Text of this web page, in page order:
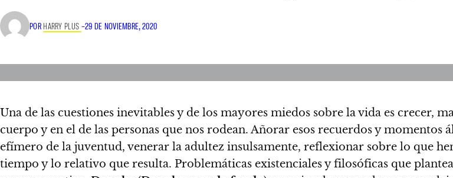
POR HARRY PLUS –29 DE NOVIEMBRE, 2020
Una de las cuestiones inevitables y de los mayores miedos sobre la vida es crecer,
cuerpo y en el de las personas que nos rodean. Añorar esos recuerdos y momentos
efímero de la juventud, venerar la adultez insulsamente, reflexionar sobre lo que
tiempo y lo relativo que resulta. Problemáticas existenciales y filosóficas que